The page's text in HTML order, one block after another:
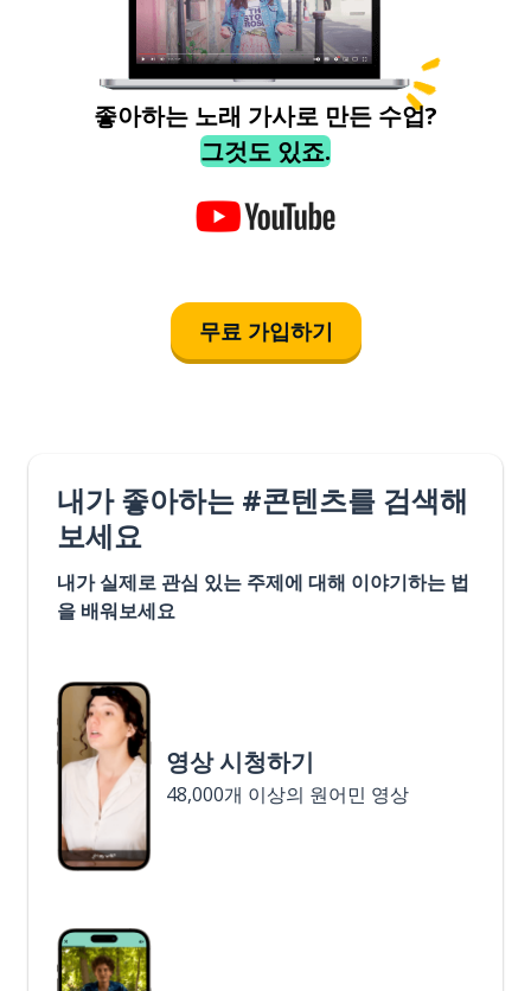
좋아하는 노래 가사로 만든 수업?
그것도 있죠.
무료 가입하기
내가 좋아하는 #콘텐츠를 검색해
보세요
내가 실제로 관심 있는 주제에 대해 이야기하는 법
을 배워보세요
영상 시청하기
48,000개 이상의 원어민 영상